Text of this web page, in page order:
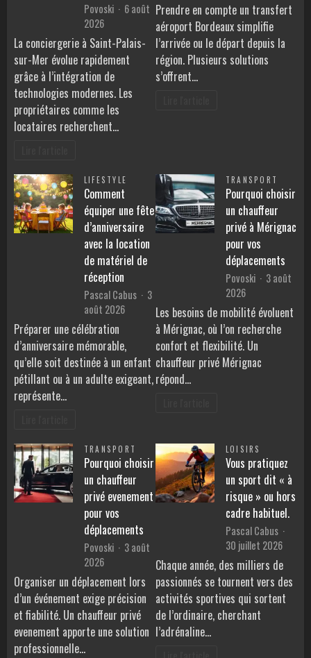
Povoski
6 août
2026
La conciergerie à Saint-Palais-
sur-Mer évolue rapidement
grâce à l’intégration de
technologies modernes. Les
propriétaires comme les
locataires recherchent…
Prendre en compte un transfert
aéroport Bordeaux simplifie
l’arrivée ou le départ depuis la
région. Plusieurs solutions
s’offrent…
LIFESTYLE
Comment
équiper une fête
d’anniversaire
avec la location
de matériel de
réception
Pascal Cabus
3
août 2026
Préparer une célébration
d’anniversaire mémorable,
qu’elle soit destinée à un enfant
pétillant ou à un adulte exigeant,
représente…
TRANSPORT
Pourquoi choisir
un chauffeur
privé à Mérignac
pour vos
déplacements
Povoski
3 août
2026
Les besoins de mobilité évoluent
à Mérignac, où l’on recherche
confort et flexibilité. Un
chauffeur privé Mérignac
répond…
TRANSPORT
Pourquoi choisir
un chauffeur
privé evenement
pour vos
déplacements
Povoski
3 août
2026
Organiser un déplacement lors
d’un événement exige précision
et fiabilité. Un chauffeur privé
evenement apporte une solution
professionnelle…
LOISIRS
Vous pratiquez
un sport dit « à
risque » ou hors
cadre habituel.
Pascal Cabus
30 juillet 2026
Chaque année, des milliers de
passionnés se tournent vers des
activités sportives qui sortent
de l’ordinaire, cherchant
l’adrénaline…